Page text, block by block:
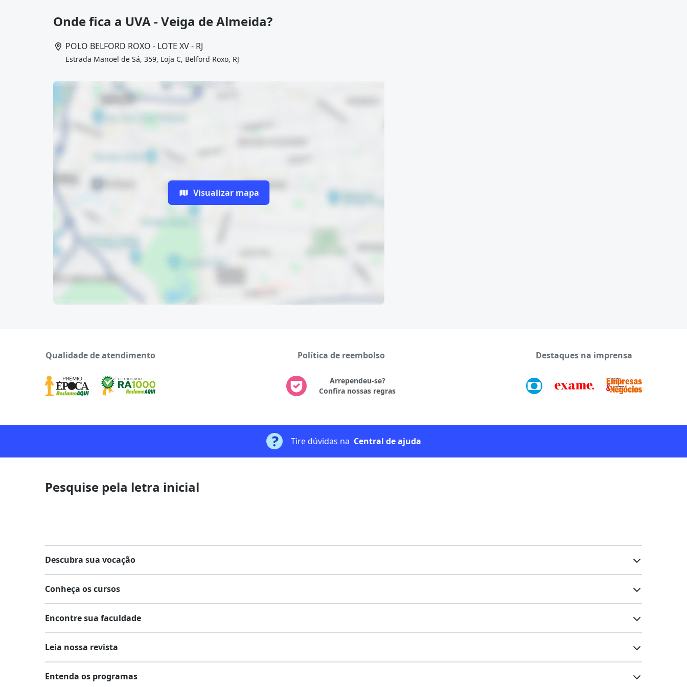
Onde fica a UVA - Veiga de Almeida?
POLO BELFORD ROXO - LOTE XV - RJ
Estrada Manoel de Sá, 359, Loja C, Belford Roxo, RJ
Visualizar mapa
Qualidade de atendimento Política de reembolso
Arrependeu-se?
Confira nossas regras
Destaques na imprensa
Tire dúvidas na Central de ajuda
Pesquise pela letra inicial
Descubra sua vocação
Lista de profissões
Conheça os cursos
Cursos de graduação
Encontre sua faculdade
Faculdades na sua cidade
Leia nossa revista
Entenda os programas